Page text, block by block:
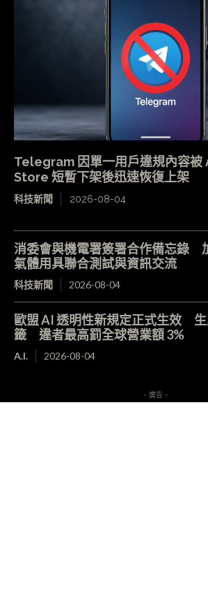
Telegram 因單一用戶違規內容
Store 短暫下架後迅速恢復上架
科技新聞 2026-08-04
消委會與機電署簽署合作備忘錄
氣體用具聯合測試與資訊交流
科技新聞 2026-08-04
歐盟 AI 透明性新規定正式生效
籤 違者最高罰全球營業額 3%
A.I. 2026-08-04
- 廣告 -